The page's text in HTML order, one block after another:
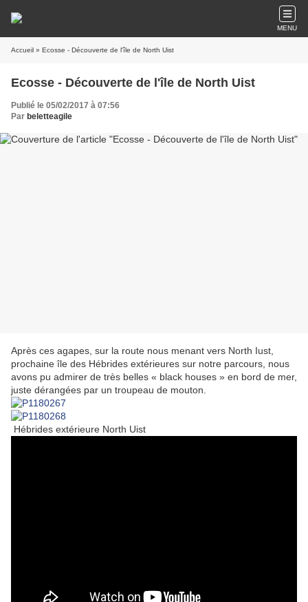
MENU
Accueil » Ecosse - Découverte de l'île de North Uist
Ecosse - Découverte de l'île de North Uist
Publié le 05/02/2017 à 07:56
Par beletteagile
Après ces agapes, sur la route nous menant vers North Iust,
prochaine île des Hébrides extérieures sur notre parcours, nous
avons pu admirer de très belles « black houses » en bord de mer,
juste dérangées par un troupeau de mouton.
Hébrides extérieure North Uist